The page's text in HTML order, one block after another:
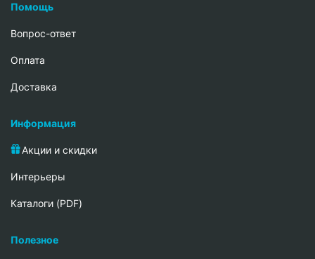
Помощь
Вопрос-ответ
Oплата
Доставка
Информация
Акции и скидки
Интерьеры
Каталоги (PDF)
Полезное